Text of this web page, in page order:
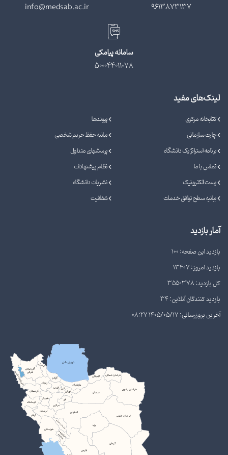
9613873137
info@medsab.ac.ir
سامانه پیامکی
500044011078
لینک‌های مفید
کتابخانه مرکزی
پیوندها
چارت سازمانی
بیانیه حفظ حریم شخصی
برنامه استراتژیک دانشگاه
پرسشهای متداول
تماس با ما
نظام پیشنهادات
پست الکترونیک
نشریات دانشگاه
بیانیه سطح توافق خدمات
شفافیت
آمار بازدید
بازدید این صفحه: 100
بازدید امروز: 13407
کل بازدید: 3550378
بازدید کنندگان آنلاین: 34
آخرین بروزرسانی: 1405/05/17 08:27